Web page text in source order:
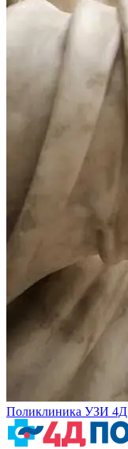
Поликлиника УЗИ 4Д